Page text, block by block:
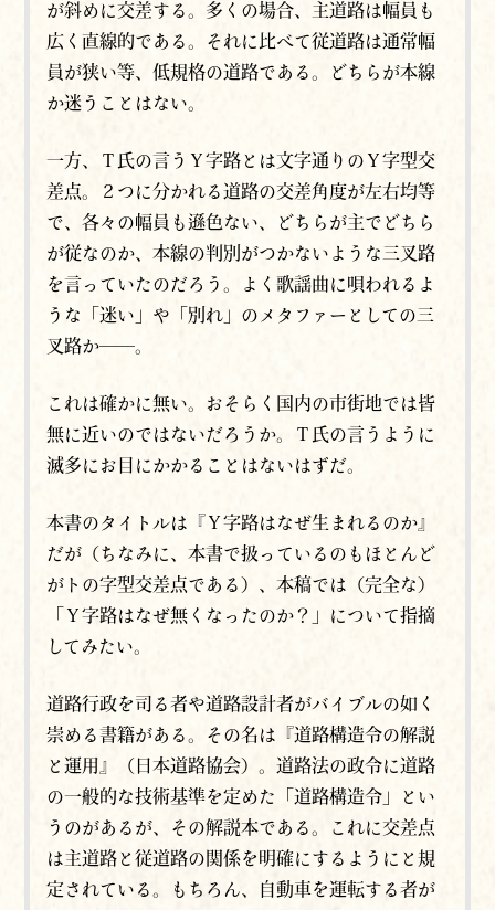
が斜めに交差する。多くの場合、主道路は幅員も
広く直線的である。それに比べて従道路は通常幅
員が狭い等、低規格の道路である。どちらが本線
か迷うことはない。
一方、Ｔ氏の言うＹ字路とは文字通りのＹ字型交
差点。２つに分かれる道路の交差角度が左右均等
で、各々の幅員も遜色ない、どちらが主でどちら
が従なのか、本線の判別がつかないような三叉路
を言っていたのだろう。よく歌謡曲に唄われるよ
うな「迷い」や「別れ」のメタファーとしての三
叉路か──。
これは確かに無い。おそらく国内の市街地では皆
無に近いのではないだろうか。Ｔ氏の言うように
滅多にお目にかかることはないはずだ。
本書のタイトルは『Ｙ字路はなぜ生まれるのか』
だが（ちなみに、本書で扱っているのもほとんど
がトの字型交差点である）、本稿では（完全な）
「Ｙ字路はなぜ無くなったのか？」について指摘
してみたい。
道路行政を司る者や道路設計者がバイブルの如く
崇める書籍がある。その名は『道路構造令の解説
と運用』（日本道路協会）。道路法の政令に道路
の一般的な技術基準を定めた
「道路構造令」
とい
うのがあるが、その解説本である。これに交差点
は主道路と従道路の関係を明確にするようにと規
定されている。もちろん、自動車を運転する者が